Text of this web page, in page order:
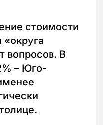
стоимости
вопросов. В
– Юго-